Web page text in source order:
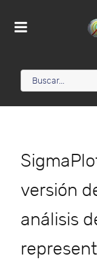
versión
análisis